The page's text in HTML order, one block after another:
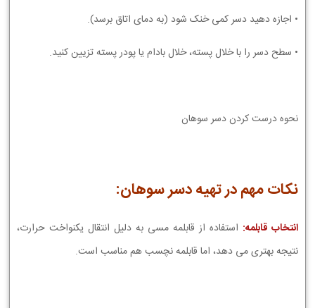
• اجازه دهید دسر کمی خنک شود (به دمای اتاق برسد).
• سطح دسر را با خلال پسته، خلال بادام یا پودر پسته تزیین کنید.
نحوه درست کردن دسر سوهان
نکات مهم در تهیه دسر سوهان:
انتخاب قابلمه: استفاده از قابلمه مسی به دلیل انتقال یکنواخت حرارت،
نتیجه بهتری می دهد، اما قابلمه نچسب هم مناسب است.